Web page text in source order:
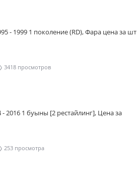
- 1999 1 поколение (RD), Фара цена за шт
3418
- 2016 1 буыны [2 рестайлинг], Цена за
253